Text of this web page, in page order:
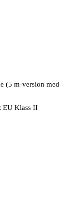
(5 m-version med
EU Klass II